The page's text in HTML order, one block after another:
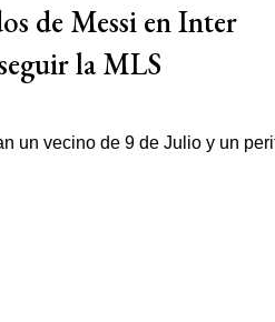
de Messi en Inter
la MLS